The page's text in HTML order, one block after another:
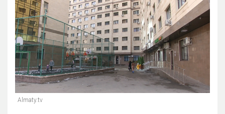
Almaty.tv